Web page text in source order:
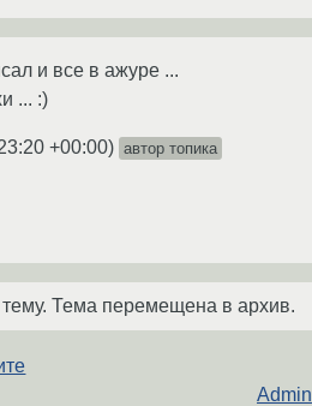
и все в ажуре ...
... :)
+00:00) автор топика
Тема перемещена в архив.
Admin